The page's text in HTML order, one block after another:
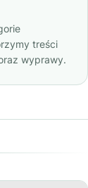
treści
wyprawy.